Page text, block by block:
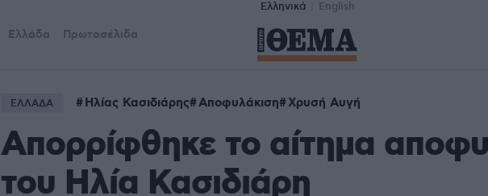
Ελληνικά English
Ελλάδα Πρωτοσέλιδα
ΕΛΛΑΔΑ Ηλίας Κασιδιάρης Αποφυλάκιση Χρυσή Αυγή
Απορρίφθηκε το αίτημα
του Ηλία Κασιδιάρη